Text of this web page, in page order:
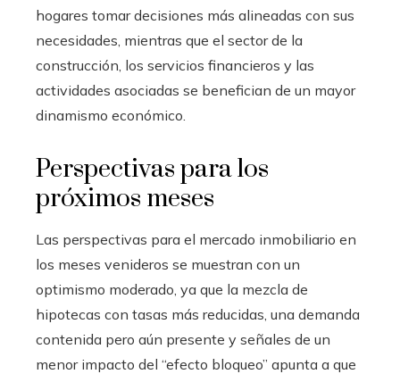
hogares tomar decisiones más alineadas con sus
necesidades, mientras que el sector de la
construcción, los servicios financieros y las
actividades asociadas se benefician de un mayor
dinamismo económico.
Perspectivas para los
próximos meses
Las perspectivas para el mercado inmobiliario en
los meses venideros se muestran con un
optimismo moderado, ya que la mezcla de
hipotecas con tasas más reducidas, una demanda
contenida pero aún presente y señales de un
menor impacto del “efecto bloqueo” apunta a que